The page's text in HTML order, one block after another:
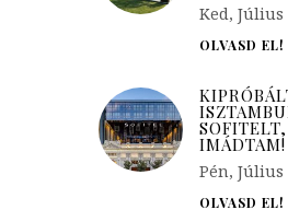
Ked, Július
OLVASD EL!
IMÁDTAM!
Pén, Július
OLVASD EL!